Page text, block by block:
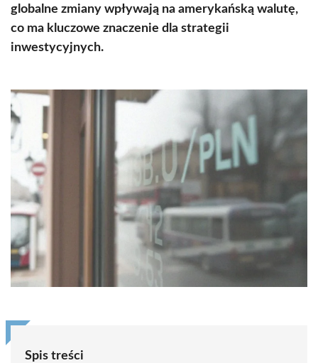
globalne zmiany wpływają na amerykańską walutę,
co ma kluczowe znaczenie dla strategii
inwestycyjnych.
Spis treści